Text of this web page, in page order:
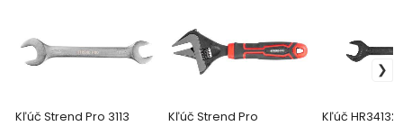
Kľúč Strend Pro 3113
Kľúč Strend Pro
Kľúč